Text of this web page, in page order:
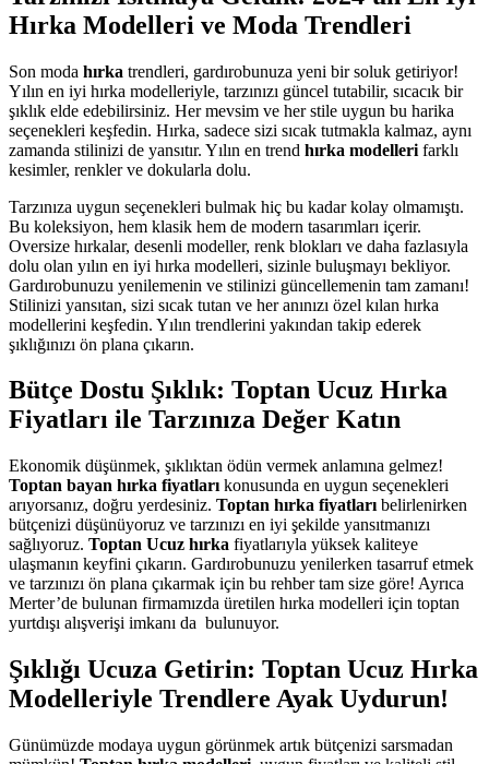
Hırka Modelleri ve Moda Trendleri
Son moda hırka trendleri, gardırobunuza yeni bir soluk getiriyor!
Yılın en iyi hırka modelleriyle, tarzınızı güncel tutabilir, sıcacık bir
şıklık elde edebilirsiniz. Her mevsim ve her stile uygun bu harika
seçenekleri keşfedin. Hırka, sadece sizi sıcak tutmakla kalmaz, aynı
zamanda stilinizi de yansıtır. Yılın en trend hırka modelleri farklı
kesimler, renkler ve dokularla dolu.
Tarzınıza uygun seçenekleri bulmak hiç bu kadar kolay olmamıştı.
Bu koleksiyon, hem klasik hem de modern tasarımları içerir.
Oversize hırkalar, desenli modeller, renk blokları ve daha fazlasıyla
dolu olan yılın en iyi hırka modelleri, sizinle buluşmayı bekliyor.
Gardırobunuzu yenilemenin ve stilinizi güncellemenin tam zamanı!
Stilinizi yansıtan, sizi sıcak tutan ve her anınızı özel kılan hırka
modellerini keşfedin. Yılın trendlerini yakından takip ederek
şıklığınızı ön plana çıkarın.
Bütçe Dostu Şıklık: Toptan Ucuz Hırka
Fiyatları ile Tarzınıza Değer Katın
Ekonomik düşünmek, şıklıktan ödün vermek anlamına gelmez!
Toptan bayan hırka fiyatları konusunda en uygun seçenekleri
arıyorsanız, doğru yerdesiniz. Toptan hırka fiyatları belirlenirken
bütçenizi düşünüyoruz ve tarzınızı en iyi şekilde yansıtmanızı
sağlıyoruz. Toptan Ucuz hırka fiyatlarıyla yüksek kaliteye
ulaşmanın keyfini çıkarın. Gardırobunuzu yenilerken tasarruf etmek
ve tarzınızı ön plana çıkarmak için bu rehber tam size göre! Ayrıca
Merter’de bulunan firmamızda üretilen hırka modelleri için toptan
yurtdışı alışverişi imkanı da bulunuyor.
Şıklığı Ucuza Getirin: Toptan Ucuz Hırka
Modelleriyle Trendlere Ayak Uydurun!
Günümüzde modaya uygun görünmek artık bütçenizi sarsmadan